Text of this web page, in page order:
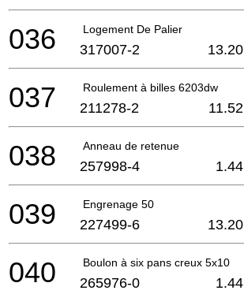
Logement De Palier
036 317007-2 13.20
Roulement à billes 6203dw
037 211278-2 11.52
Anneau de retenue
038 257998-4 1.44
Engrenage 50
039 227499-6 13.20
Boulon à six pans creux 5x10
040 265976-0 1.44